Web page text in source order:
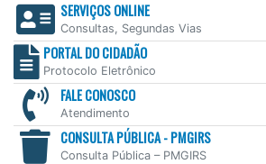
SERVIÇOS ONLINE
Consultas, Segundas Vias
PORTAL DO CIDADÃO
Protocolo Eletrônico
FALE CONOSCO
Atendimento
CONSULTA PÚBLICA - PMGIRS
Consulta Pública – PMGIRS